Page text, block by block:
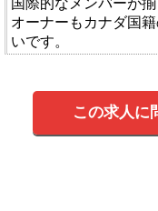
オーナーもカナダ国
いです。
この求人に